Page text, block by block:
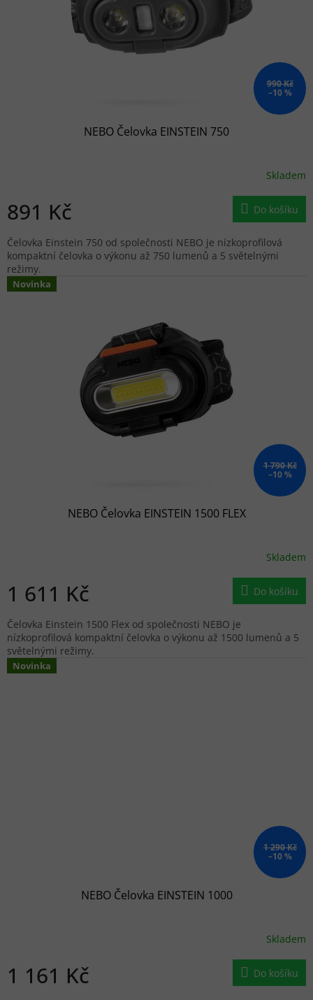
990 Kč
–10 %
NEBO Čelovka EINSTEIN 750
Skladem
891 Kč Do košíku
Čelovka Einstein 750 od společnosti NEBO je nízkoprofilová
kompaktní čelovka o výkonu až 750 lumenů a 5 světelnými
režimy.
Novinka
1 790 Kč
–10 %
NEBO Čelovka EINSTEIN 1500 FLEX
Skladem
1 611 Kč Do košíku
Čelovka Einstein 1500 Flex od společnosti NEBO je
nízkoprofilová kompaktní čelovka o výkonu až 1500 lumenů a 5
světelnými režimy.
Novinka
1 290 Kč
–10 %
NEBO Čelovka EINSTEIN 1000
Skladem
1 161 Kč Do košíku